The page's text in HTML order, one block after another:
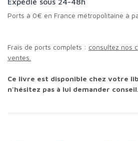
Ports à 0€ en France métropolitaine à
Frais de ports complets : consultez nos
ventes.
Ce livre est disponible chez votre libraire habituel,
n'hésitez pas à lui demander conseil.